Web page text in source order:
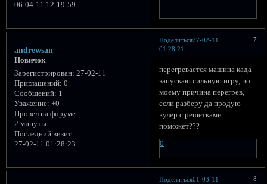
06-04-11 12:19:59
Поделиться 7
27-02-11
01:28:21
andrewsan
Новичок
Зарегистрирован: 27-02-11
Приглашений: 0
Сообщений: 1
Уважение: +0
Провел на форуме:
2 минуты
Последний визит:
27-02-11 01:28:23
перегревается машина када
запускаю сильную игру, по
моему причина перегрев,
если разберу да продую
кулер с решетками
поможет???
0
Поделиться 8
01-03-11